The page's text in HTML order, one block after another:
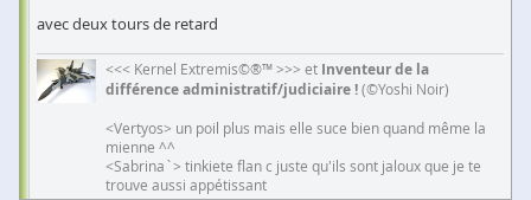
avec deux tours de retard
<<< Kernel Extremis©®™ >>> et Inventeur de la
différence administratif/judiciaire !(©Yoshi Noir)
<Vertyos> un poil plus mais elle suce bien quand même la
mienne ^^
<Sabrina`> tinkiete flan c juste qu'ils sont jaloux que je te
trouve aussi appétissant